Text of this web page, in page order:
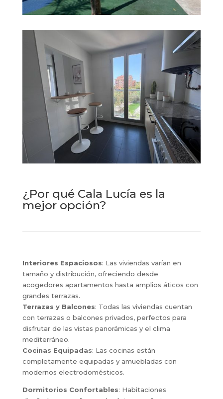
¿Por qué Cala Lucía es la
mejor opción?
Interiores Espaciosos: Las viviendas varían en
tamaño y distribución, ofreciendo desde
acogedores apartamentos hasta amplios áticos con
grandes terrazas.
Terrazas y Balcones: Todas las viviendas cuentan
con terrazas o balcones privados, perfectos para
disfrutar de las vistas panorámicas y el clima
mediterráneo.
Cocinas Equipadas: Las cocinas están
completamente equipadas y amuebladas con
modernos electrodomésticos.
Dormitorios Confortables: Habitaciones